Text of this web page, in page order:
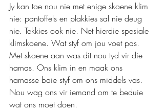
Jy kan toe nou nie met enige skoene klim
nie: pantoffels en plakkies sal nie deug
nie. Tekkies ook nie. Net hierdie spesiale
klimskoene. Wat styf om jou voet pas.
Met skoene aan was dit nou tyd vir die
harnas. Ons klim in en maak ons
harnasse baie styf om ons middels vas.
Nou wag ons vir iemand om te beduie
wat ons moet doen.